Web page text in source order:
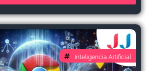
Inteligencia Artificial